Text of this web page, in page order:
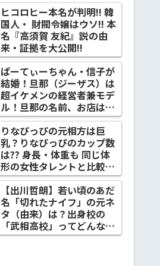
ヒコロヒー本名が判明!! 韓
国人・ 財閥令嬢はウソ!! 本
名『高須賀 友紀』説の由
来・証拠を大公開!!
ぱーてぃーちゃん・信子が
結婚！旦那（ジーザス）は
超イケメンの経営者兼モデ
ル！旦那の名前、お店はど
こにある？
りなぴっぴの元相方は巨
乳？りなぴっぴのカップ数
は?? 身長・体重も 同じ体
形の女性タレントと比較検
証！
【出川哲朗】若い頃のあだ
名「切れたナイフ」の元ネ
タ（由来）は？出身校の
「武相高校」ってどんな学
校？